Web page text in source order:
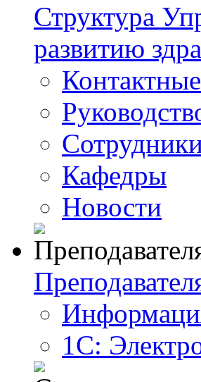
Структура
развитию
Кафедры
Новости
1С: